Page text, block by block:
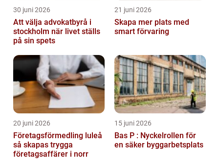
30 juni 2026
Att välja advokatbyrå i
stockholm när livet ställs
på sin spets
21 juni 2026
Skapa mer plats med
smart förvaring
20 juni 2026
Företagsförmedling luleå
så skapas trygga
företagsaffärer i norr
15 juni 2026
Bas P : Nyckelrollen för
en säker byggarbetsplats